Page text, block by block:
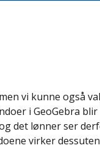
vi kunne også
i GeoGebra
det lønner ser
virker